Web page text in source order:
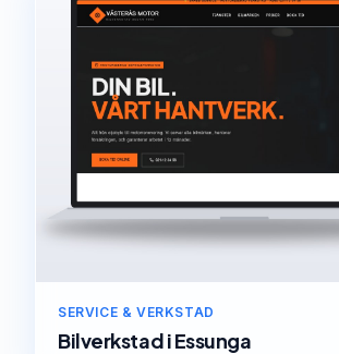
SERVICE & VERKSTAD
BilverkstadiEssunga